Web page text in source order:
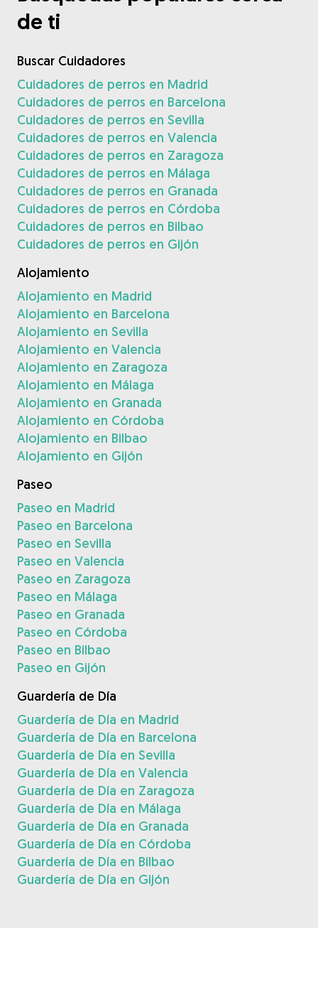
de ti
Buscar Cuidadores
Cuidadores de perros en Madrid
Cuidadores de perros en Barcelona
Cuidadores de perros en Sevilla
Cuidadores de perros en Valencia
Cuidadores de perros en Zaragoza
Cuidadores de perros en Málaga
Cuidadores de perros en Granada
Cuidadores de perros en Córdoba
Cuidadores de perros en Bilbao
Cuidadores de perros en Gijón
Alojamiento
Alojamiento en Madrid
Alojamiento en Barcelona
Alojamiento en Sevilla
Alojamiento en Valencia
Alojamiento en Zaragoza
Alojamiento en Málaga
Alojamiento en Granada
Alojamiento en Córdoba
Alojamiento en Bilbao
Alojamiento en Gijón
Paseo
Paseo en Madrid
Paseo en Barcelona
Paseo en Sevilla
Paseo en Valencia
Paseo en Zaragoza
Paseo en Málaga
Paseo en Granada
Paseo en Córdoba
Paseo en Bilbao
Paseo en Gijón
Guardería de Día
Guardería de Día en Madrid
Guardería de Día en Barcelona
Guardería de Día en Sevilla
Guardería de Día en Valencia
Guardería de Día en Zaragoza
Guardería de Día en Málaga
Guardería de Día en Granada
Guardería de Día en Córdoba
Guardería de Día en Bilbao
Guardería de Día en Gijón